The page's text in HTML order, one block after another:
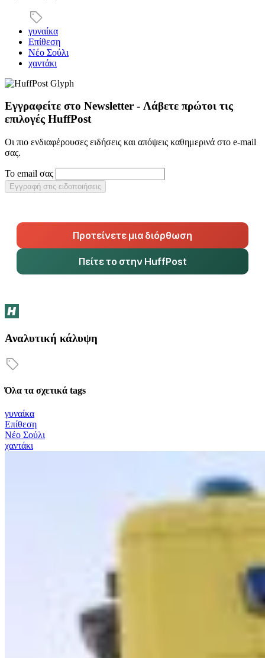
γυναίκα
Επίθεση
Νέο Σούλι
χαντάκι
Εγγραφείτε στο Newsletter - Λάβετε πρώτοι τις
επιλογές HuffPost
Οι πιο ενδιαφέρουσες ειδήσεις και απόψεις καθημερινά στο e-mail
σας.
Το email σας
Εγγραφή στις ειδοποιήσεις
Προτείνετε μια διόρθωση
Πείτε το στην HuffPost
Αναλυτική κάλυψη
Όλα τα σχετικά tags
γυναίκα
Επίθεση
Νέο Σούλι
χαντάκι